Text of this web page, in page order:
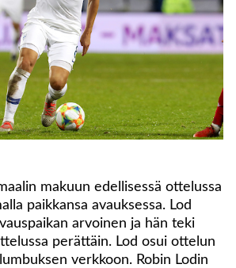
makuun edellisessä ottelussa
paikkansa avauksessa. Lod
arvoinen ja hän teki
perättäin. Lod osui ottelun
verkkoon. Robin Lodin